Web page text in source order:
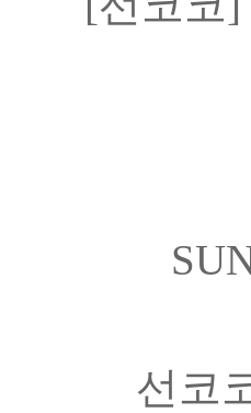
선코